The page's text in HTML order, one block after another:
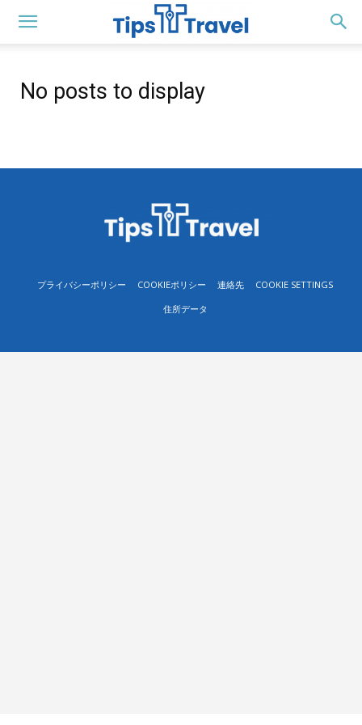
No posts to display
プライバシーポリシー COOKIEポリシー 連絡先
COOKIE SETTINGS
住所データ